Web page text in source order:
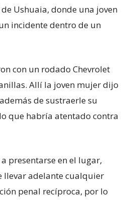
Ushuaia, donde una joven
incidente dentro de un
con un rodado Chevrolet
Allí la joven mujer dijo
de sustraerle su
que habría atentado contra
presentarse en el lugar,
llevar adelante cualquier
penal recíproca, por lo